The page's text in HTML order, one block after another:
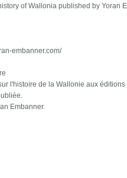
of Wallonia published by Yoran
embanner.com/
l'histoire de la Wallonie aux éditions
Embanner.